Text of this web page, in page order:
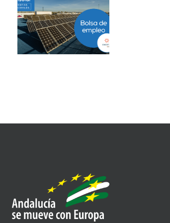
Closer B2B Energía
Grandes Cuentas en
Málaga